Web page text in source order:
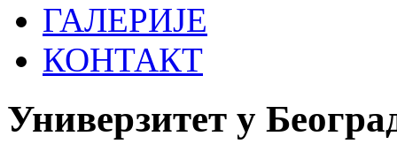
ГАЛЕРИЈЕ
КОНТАКТ
Универзитет у